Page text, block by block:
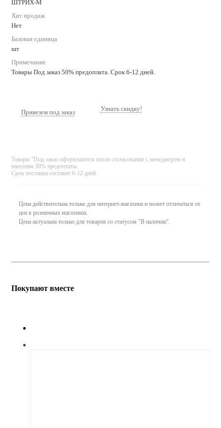
ШТРИХ-М
Хит продаж
Нет
Базовая единица
шт
Примечание
Товары Под заказ 50% предоплата. Срок 6-12 дней.
Привезем под заказ Узнать скидку!
Товары "Под заказ оформляются после согласования с менеджером и
внесения 50% предоплаты.
Срок поставки составит 6-12 дней.
Цена действительна только для интернет-магазина и может отличаться от
цен в розничных магазинах.
Цена актуальна только для товаров со статусом "В наличии".
Покупают вместе